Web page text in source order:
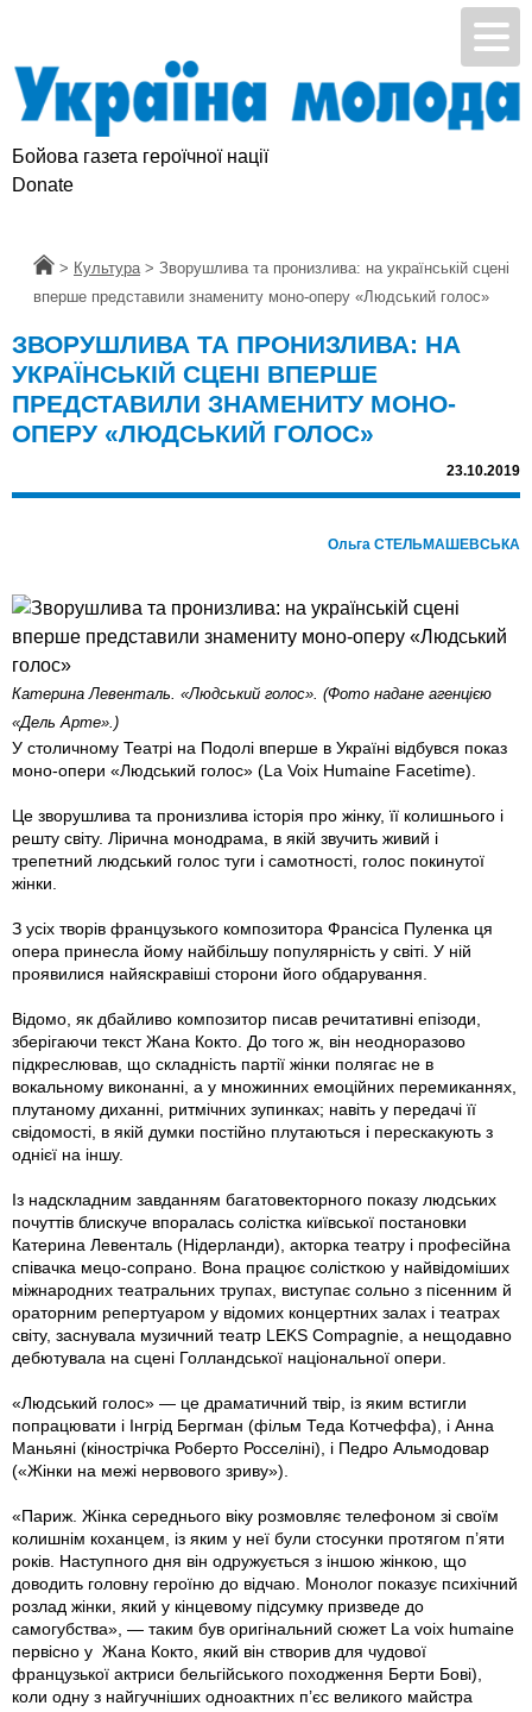
Бойова газета героїчної нації
Donate
Головна
> Культура > Зворушлива та пронизлива: на українській сцені
вперше представили знамениту моно-оперу «Людський голос»
ЗВОРУШЛИВА ТА ПРОНИЗЛИВА: НА
УКРАЇНСЬКІЙ СЦЕНІ ВПЕРШЕ
ПРЕДСТАВИЛИ ЗНАМЕНИТУ МОНО-
ОПЕРУ «ЛЮДСЬКИЙ ГОЛОС»
23.10.2019
Ольга СТЕЛЬМАШЕВСЬКА
Катерина Левенталь. «Людський голос». (Фото надане агенцією
«Дель Арте».)
У столичному Театрі на Подолі вперше в Україні відбувся показ
моно-опери «Людський голос» (La Voix Humaine Facetime).
Це зворушлива та пронизлива історія про жінку, її колишнього і
решту світу. Лірична монодрама, в якій звучить живий і
трепетний людський голос туги і самотності, голос покинутої
жінки.
З усіх творів французького композитора Франсіса Пуленка ця
опера принесла йому найбільшу популярність у світі. У ній
проявилися найяскравіші сторони його обдарування.
Відомо, як дбайливо композитор писав речитативні епізоди,
зберігаючи текст Жана Кокто. До того ж, він неодноразово
підкреслював, що складність партії жінки полягає не в
вокальному виконанні, а у множинних емоційних перемиканнях,
плутаному диханні, ритмічних зупинках; навіть у передачі її
свідомості, в якій думки постійно плутаються і перескакують з
однієї на іншу.
Із надскладним завданням багатовекторного показу людських
почуттів блискуче впоралась солістка київської постановки
Катерина Левенталь (Нідерланди), акторка театру і професійна
співачка мецо-сопрано. Вона працює солісткою у найвідоміших
міжнародних театральних трупах, виступає сольно з пісенним й
ораторним репертуаром у відомих концертних залах і театрах
світу, заснувала музичний театр LEKS Compagnie, а нещодавно
дебютувала на сцені Голландської національної опери.
«Людський голос» — це драматичний твір, iз яким встигли
попрацювати і Інгрід Бергман (фільм Теда Котчеффа), і Анна
Маньяні (кінострічка Роберто Росселіні), і Педро Альмодовар
(«Жінки на межі нервового зриву»).
«Париж. Жінка середнього віку розмовляє телефоном зі своїм
колишнім коханцем, iз яким у неї були стосунки протягом п’яти
років. Наступного дня він одружується з іншою жінкою, що
доводить головну героїню до відчаю. Монолог показує психічний
розлад жінки, який у кінцевому підсумку призведе до
самогубства», — таким був оригінальний сюжет La voix humaine
первісно у Жана Кокто, який він створив для чудової
французької актриси бельгійського походження Берти Бові),
коли одну з найгучніших одноактних п’єс великого майстра